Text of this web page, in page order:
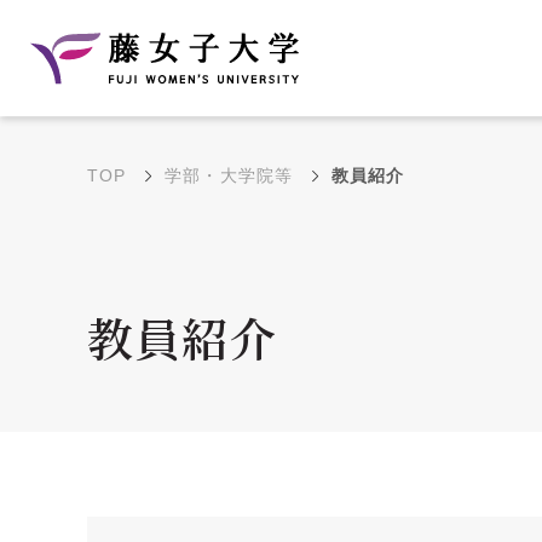
学部・学科の教育目的
大学院の教育目的
TOP 学部・大学院等 教員紹介
教員紹介